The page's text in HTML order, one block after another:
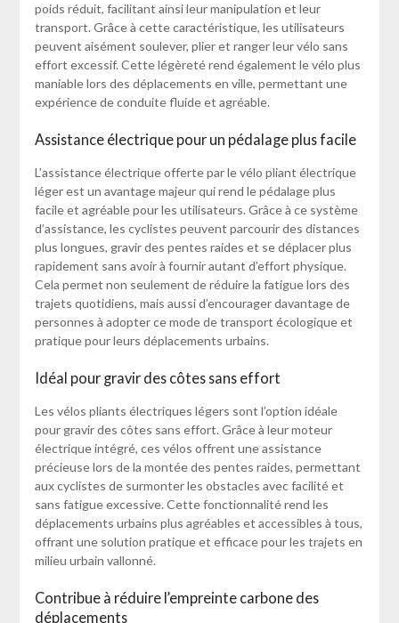
poids réduit, facilitant ainsi leur manipulation et leur
transport. Grâce à cette caractéristique, les utilisateurs
peuvent aisément soulever, plier et ranger leur vélo sans
effort excessif. Cette légèreté rend également le vélo plus
maniable lors des déplacements en ville, permettant une
expérience de conduite fluide et agréable.
Assistance électrique pour un pédalage plus facile
L’assistance électrique offerte par le vélo pliant électrique
léger est un avantage majeur qui rend le pédalage plus
facile et agréable pour les utilisateurs. Grâce à ce système
d’assistance, les cyclistes peuvent parcourir des distances
plus longues, gravir des pentes raides et se déplacer plus
rapidement sans avoir à fournir autant d’effort physique.
Cela permet non seulement de réduire la fatigue lors des
trajets quotidiens, mais aussi d’encourager davantage de
personnes à adopter ce mode de transport écologique et
pratique pour leurs déplacements urbains.
Idéal pour gravir des côtes sans effort
Les vélos pliants électriques légers sont l’option idéale
pour gravir des côtes sans effort. Grâce à leur moteur
électrique intégré, ces vélos offrent une assistance
précieuse lors de la montée des pentes raides, permettant
aux cyclistes de surmonter les obstacles avec facilité et
sans fatigue excessive. Cette fonctionnalité rend les
déplacements urbains plus agréables et accessibles à tous,
offrant une solution pratique et efficace pour les trajets en
milieu urbain vallonné.
Contribue à réduire l’empreinte carbone des
déplacements